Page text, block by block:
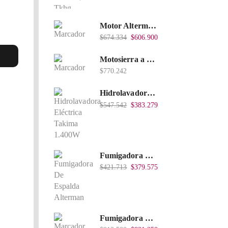
Motor Alterman Gasolina 4T, 6.5Hp Eje Cuña/Rosca 3/4", Xge65K.
$674.334 $606.900
Motosierra a Gasolina 52 Barra 20'' PD
$770.242
Hidrolavadora Eléctrica Takima 1.400W 1.600Psi, Tkepw-1600-A.
$547.542 $383.279
Fumigadora De Espalda Alterman A Baterí­a 12V/12Ah, 20Litros, Xkes20.
$421.713 $379.575
Fumigadora De Espalda Alterman Gasolina 2T, 26 Cc, Bomba Nylon Libre Mantenimiento, Tf900-A.